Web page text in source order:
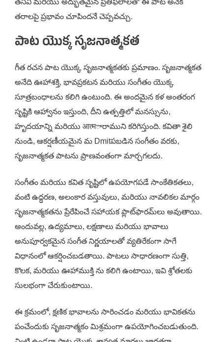
తరాలపై ప్రభావం చూపిందనే చెప్పవచ్చు.
పాట యొక్క సృజనాత్మకత
గీత రచన పాట యొక్క సృజనాత్మకతకు ప్రమాణం. సృజనాత్మకత
అనేది ఊహాశక్తి, భావప్రకటన మరియు సంగీతం యొక్క
సూత్రబంధాలను కలిగి ఉంటుంది. ఈ అందమైన కళ అంతరంగ
సృష్టికి ఆహ్వానం ఇస్తుంది, దీని ఉత్పత్తిలో మనస్సును,
హృదయాన్ని మరియు आत्मారాముని కరిగిస్తుంది. కవితా శైలి
నుండి, ఆకర్షణీయమైన మ Dmitపబడిన సంగీతం వరకు,
సృజనాత్మకత పాటను ప్రాణవంతంగా మార్చగలదు.
సంగీతం మరియు కవిత సృష్టిలో ఉపయోగపడే సాంకేతికతలు,
వంటి ఉద్ధరణ, అలంకార వస్తువులు, మరియు నావలికల మార్గం
సృజనాత్మకతను ప్రేరేపించే సహాయక ప్లాట్‌ఫారమ్‌లు అవుతాయి.
అందువల్ల, ఉద్యమాలు, లక్షణాలు మరియు భావాలు
అనుపూర్వకమైన సంగీత నిర్ణయాలతో వ్యతిరేకంగా సాగే
విధానంలో ఆకర్షించబడతాయి. పాటలు సాధారణంగా సుత్తి,
కొలక, మరియు ఊహాముక్తి ను కలిగి ఉంటాయి, ఇవి శ్రోతలకు
సులభంగా చేరుకుంటాయి.
ఈ క్రమంలో, క్షణిక భావాలను సారించడం మరియు భావికతను
పంచేందుకు సృజనాత్మకం మిశ్రమంగా ఉపయోగించబడుతుంది.